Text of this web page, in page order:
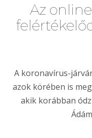
Az
A koronavírus-
azok körében is
akik korábban
Ádám